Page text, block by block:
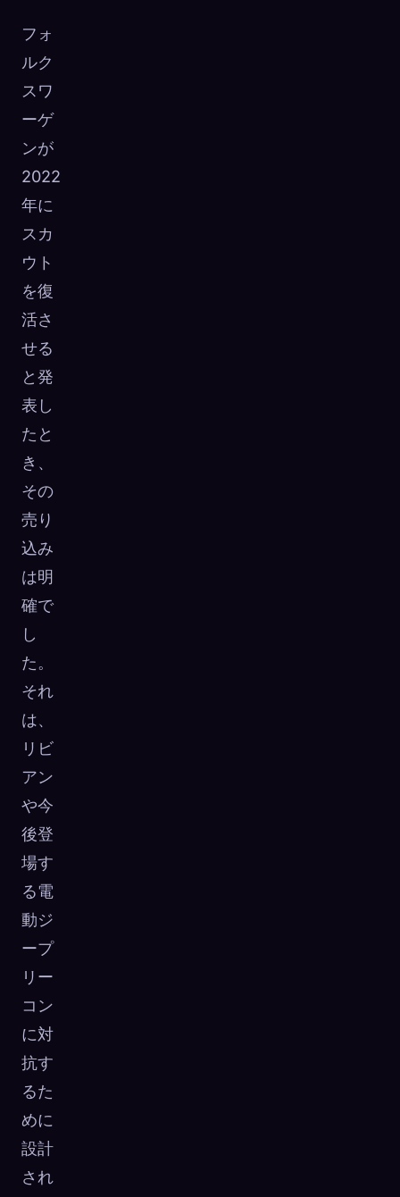
フォ
ルク
スワ
ーゲ
ンが
2022
年に
スカ
ウト
を復
活さ
せる
と発
表し
たと
き、
その
売り
込み
は明
確で
し
た。
それ
は、
リビ
アン
や今
後登
場す
る電
動ジ
ープ
リー
コン
に対
抗す
るた
めに
設計
され